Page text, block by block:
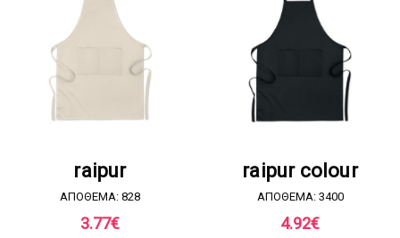
raipur
ΑΠΟΘΕΜΑ: 828
3.77€
raipur colour
ΑΠΟΘΕΜΑ: 3400
4.92€